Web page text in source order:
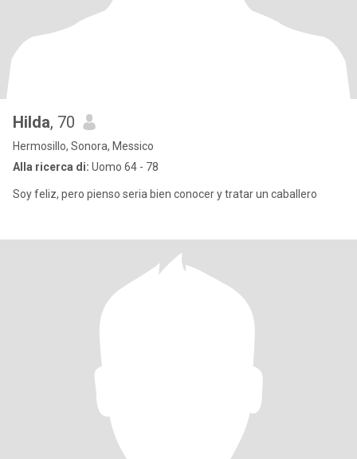
Hilda, 70
Hermosillo, Sonora, Messico
Alla ricerca di: Uomo 64 - 78
Soy feliz, pero pienso seria bien conocer y tratar un caballero